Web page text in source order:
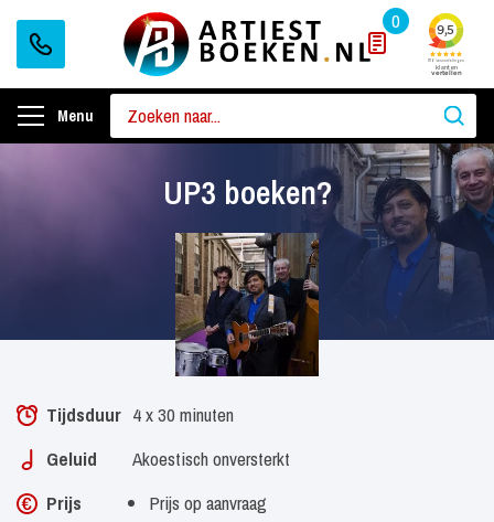
0
Menu
UP3 boeken?
Tijdsduur 4 x 30 minuten
Geluid
Akoestisch onversterkt
Prijs
Prijs op aanvraag